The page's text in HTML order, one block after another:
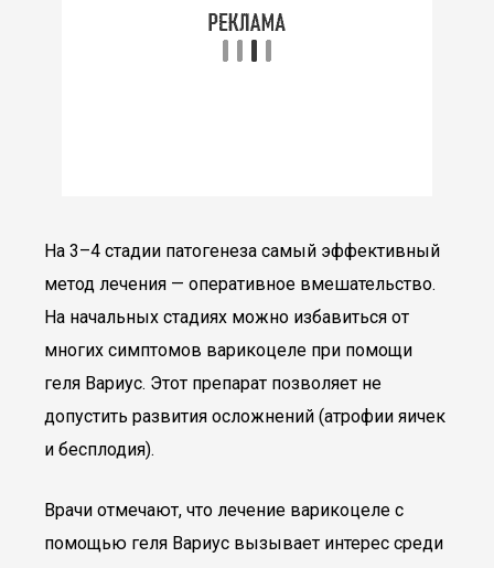
На 3–4 стадии патогенеза самый эффективный
метод лечения — оперативное вмешательство.
На начальных стадиях можно избавиться от
многих симптомов варикоцеле при помощи
геля Вариус. Этот препарат позволяет не
допустить развития осложнений (атрофии яичек
и бесплодия).
Врачи отмечают, что лечение варикоцеле с
помощью геля Вариус вызывает интерес среди